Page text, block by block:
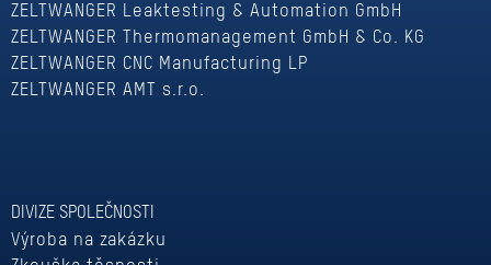
ZELTWANGER Leaktesting & Automation GmbH
ZELTWANGER Thermomanagement GmbH & Co. KG
ZELTWANGER CNC Manufacturing LP
ZELTWANGER AMT s.r.o.
DIVIZE SPOLEČNOSTI
Výroba na zakázku